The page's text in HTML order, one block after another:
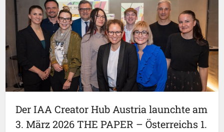
Der IAA Creator Hub Austria launchte am
3. März 2026 THE PAPER – Österreichs 1.